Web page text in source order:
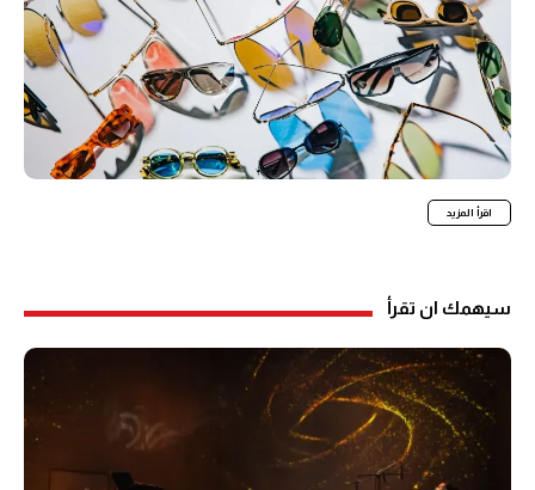
اقرأ المزيد
سيهمك ان تقرأ